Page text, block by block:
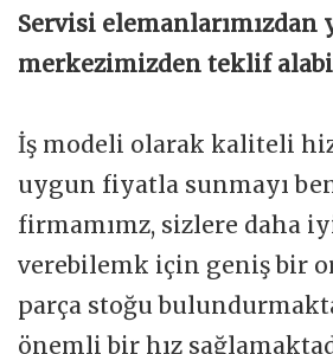
Servisi elemanlarımızdan
merkezimizden teklif
İş modeli olarak kaliteli
uygun fiyatla sunmayı
firmamımz, sizlere daha
verebilemk için geniş bir
parça stoğu
önemli bir hız